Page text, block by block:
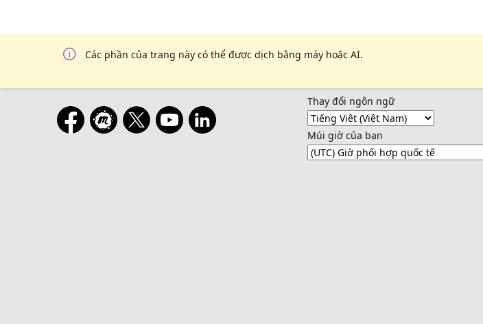
Các phần của trang này có thể được dịch bằng máy hoặc AI.
Thay đổi ngôn ngữ
Múi giờ của bạn